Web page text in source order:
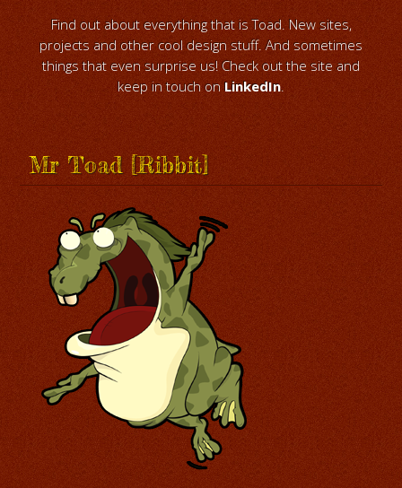
Find out about everything that is Toad. New sites,
projects and other cool design stuff. And sometimes
things that even surprise us! Check out the site and
keep in touch on LinkedIn.
Mr Toad [Ribbit]